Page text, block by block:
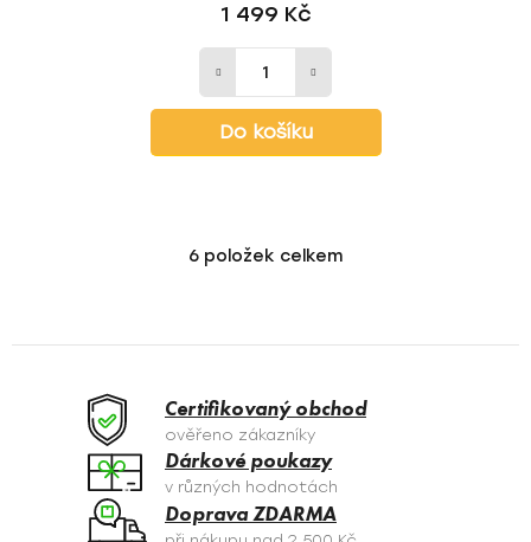
1 499 Kč
Do košíku
O
á
c
í
p
r
v
6 položek celkem
Certifikovaný obchod
ověřeno zákazníky
Dárkové poukazy
v různých hodnotách
Doprava ZDARMA